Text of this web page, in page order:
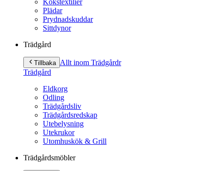
Kökstextilier
Plädar
Prydnadskuddar
Sittdynor
Trädgård
Tillbaka Allt inom Trädgårdr
Trädgård
Eldkorg
Odling
Trädgårdsliv
Trädgårdsredskap
Utebelysning
Utekrukor
Utomhuskök & Grill
Trädgårdsmöbler